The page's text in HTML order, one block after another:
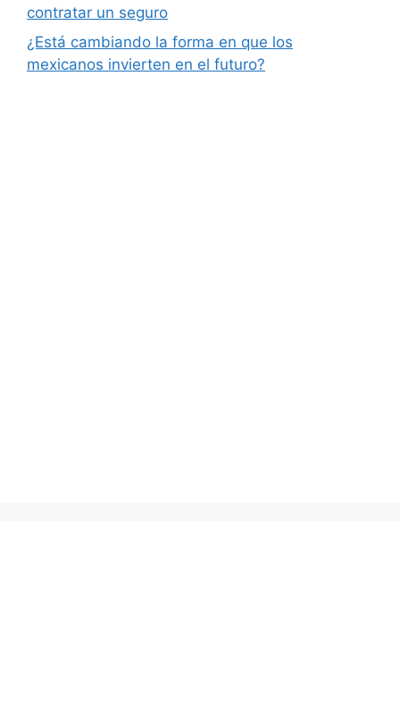
contratar un seguro
¿Está cambiando la forma en que los
mexicanos invierten en el futuro?